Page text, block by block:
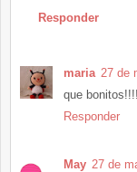
Responder
maria 27 de
que
Responder
May 27 de